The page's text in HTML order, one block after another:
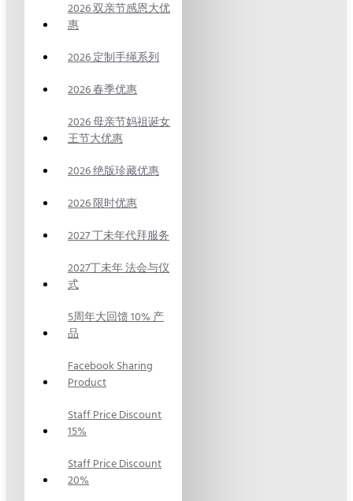
2026 双亲节感恩大优
惠
2026 定制手绳系列
2026 春季优惠
2026 母亲节妈祖诞女
王节大优惠
2026 绝版珍藏优惠
2026 限时优惠
2027 丁未年代拜服务
2027丁未年 法会与仪
式
5周年大回馈 10% 产
品
Facebook Sharing
Product
Staff Price Discount
15%
Staff Price Discount
20%